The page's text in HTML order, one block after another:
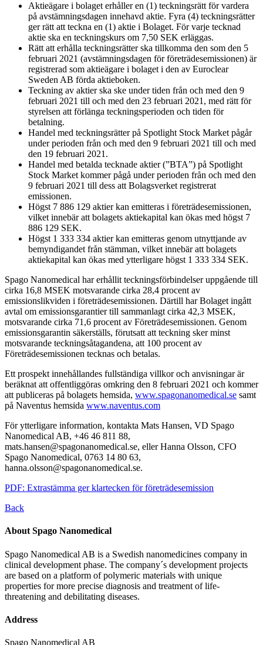
Aktieägare i bolaget erhåller en (1) teckningsrätt för vardera
på avstämningsdagen innehavd aktie. Fyra (4) teckningsrätter
ger rätt att teckna en (1) aktie i Bolaget. För varje tecknad
aktie ska en teckningskurs om 7,50 SEK erläggas.
Rätt att erhålla teckningsrätter ska tillkomma den som den 5
februari 2021 (avstämningsdagen för företrädesemissionen) är
registrerad som aktieägare i bolaget i den av Euroclear
Sweden AB förda aktieboken.
Teckning av aktier ska ske under tiden från och med den 9
februari 2021 till och med den 23 februari 2021, med rätt för
styrelsen att förlänga teckningsperioden och tiden för
betalning.
Handel med teckningsrätter på Spotlight Stock Market pågår
under perioden från och med den 9 februari 2021 till och med
den 19 februari 2021.
Handel med betalda tecknade aktier (”BTA”) på Spotlight
Stock Market kommer pågå under perioden från och med den
9 februari 2021 till dess att Bolagsverket registrerat
emissionen.
Högst 7 886 129 aktier kan emitteras i företrädesemissionen,
vilket innebär att bolagets aktiekapital kan ökas med högst 7
886 129 SEK.
Högst 1 333 334 aktier kan emitteras genom utnyttjande av
bemyndigandet från stämman, vilket innebär att bolagets
aktiekapital kan ökas med ytterligare högst 1 333 334 SEK.
Spago Nanomedical har erhållit teckningsförbindelser uppgående till
cirka 16,8 MSEK motsvarande cirka 28,4 procent av
emissionslikviden i företrädesemissionen. Därtill har Bolaget ingått
avtal om emissionsgarantier till sammanlagt cirka 42,3 MSEK,
motsvarande cirka 71,6 procent av Företrädesemissionen. Genom
emissionsgarantin säkerställs, förutsatt att teckning sker minst
motsvarande teckningsåtagandena, att 100 procent av
Företrädesemissionen tecknas och betalas.
Ett prospekt innehållandes fullständiga villkor och anvisningar är
beräknat att offentliggöras omkring den 8 februari 2021 och kommer
att publiceras på bolagets hemsida, www.spagonanomedical.se samt
på Naventus hemsida www.naventus.com
För ytterligare information, kontakta Mats Hansen, VD Spago
Nanomedical AB, +46 46 811 88,
mats.hansen@spagonanomedical.se, eller Hanna Olsson, CFO
Spago Nanomedical, 0763 14 80 63,
hanna.olsson@spagonanomedical.se.
PDF: Extrastämma ger klartecken för företrädesemission
Back
About Spago Nanomedical
Spago Nanomedical AB is a Swedish nanomedicines company in
clinical development phase. The company´s development projects
are based on a platform of polymeric materials with unique
properties for more precise diagnosis and treatment of life-
threatening and debilitating diseases.
Address
Spago Nanomedical AB